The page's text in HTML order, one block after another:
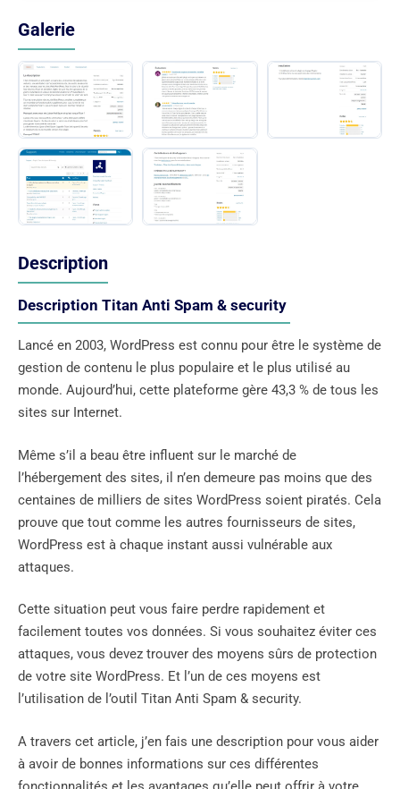
Galerie
Description
Description Titan Anti Spam & security
Lancé en 2003, WordPress est connu pour être le système de
gestion de contenu le plus populaire et le plus utilisé au
monde. Aujourd’hui, cette plateforme gère 43,3 % de tous les
sites sur Internet.
Même s’il a beau être influent sur le marché de
l’hébergement des sites, il n’en demeure pas moins que des
centaines de milliers de sites WordPress soient piratés. Cela
prouve que tout comme les autres fournisseurs de sites,
WordPress est à chaque instant aussi vulnérable aux
attaques.
Cette situation peut vous faire perdre rapidement et
facilement toutes vos données. Si vous souhaitez éviter ces
attaques, vous devez trouver des moyens sûrs de protection
de votre site WordPress. Et l’un de ces moyens est
l’utilisation de l’outil Titan Anti Spam & security.
A travers cet article, j’en fais une description pour vous aider
à avoir de bonnes informations sur ces différentes